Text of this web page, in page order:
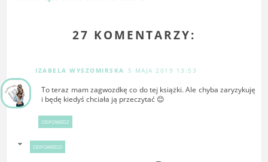
27 KOMENTARZY:
IZABELA WYSZOMIRSKA 5 MAJA 2019 13:53
To teraz mam zagwozdkę co do tej książki. Ale chyba zaryzykuję
i będę kiedyś chciała ją przeczytać 😊
ODPOWIEDZ
ODPOWIEDZI